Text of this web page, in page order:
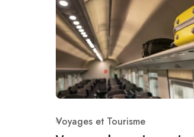
Category
Voyages et Tourisme